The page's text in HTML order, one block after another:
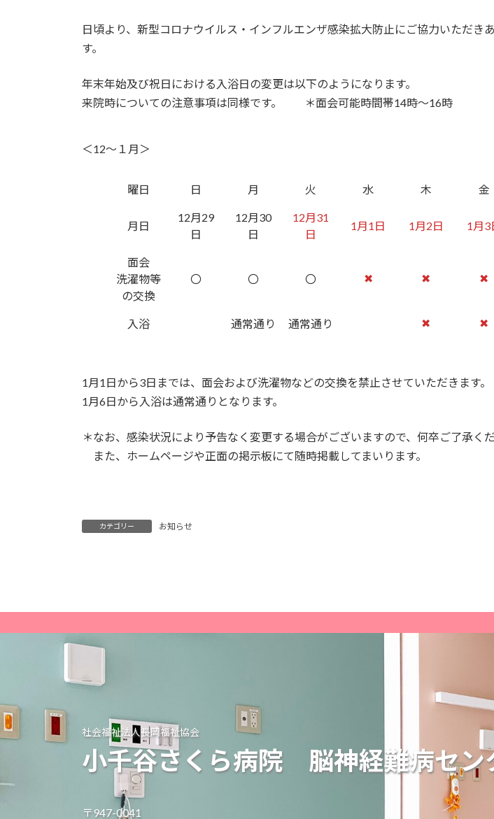
日頃より、新型コロナウイルス・インフルエンザ感染拡大防止にご協力いただき
す。
年末年始及び祝日における入浴日の変更は以下のようになります。
来院時についての注意事項は同様です。 ＊面会可能時間帯14時～16時
＜12～１月＞
曜日 日 月 火 水 木 金
月日
12月29
日
12月30
日
12月31
日
1月1日 1月2日 1月3
面会
洗濯物等
の交換
〇 〇 〇 ✖ ✖ ✖
入浴 通常通り 通常通り ✖ ✖
1月1日から3日までは、面会および洗濯物などの交換を禁止させていただきます。
1月6日から入浴は通常通りとなります。
＊なお、感染状況により予告なく変更する場合がございますので、何卒ご了承くだ
また、ホームページや正面の掲示板にて随時掲載してまいります。
カテゴリー お知らせ
社会福祉法人長岡福祉協会
小千谷さくら病院 脳神経難病セン
〒947-0041